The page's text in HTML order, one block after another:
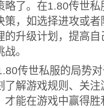
略了。在1.80传世
策，如选择进攻或
的升级计划，提高
。
传世私服的局势对
了解游戏规则、关
才能在游戏中赢得胜